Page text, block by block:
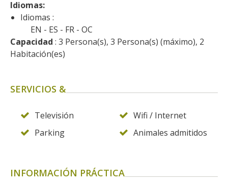
kilómetros
Los más bonitos pueblos en
Francia
Otras hermosas aldeas
Rouergue
arte y historia
De la valle del Lot al País
Decazeville – Aubin
Idiomas:
Idiomas :
EN
ES FR
OC
Capacidad : 3 Persona(s), 3 Persona(s) (máximo), 2
Habitación(es)
SERVICIOS &
Televisión
Wifi / Internet
Parking
Animales admitidos
INFORMACIÓN PRÁCTICA